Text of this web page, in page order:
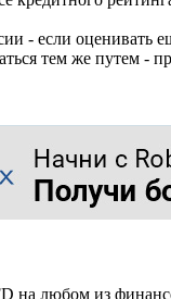
- если оценивать
тем же путем -
на любом из